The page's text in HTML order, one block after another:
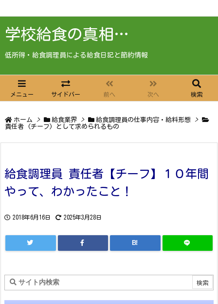
学校給食の真相…
低所得・給食調理員による給食日記と節約情報
メニュー サイドバー 前へ 次へ 検索
ホーム > 給食業界 > 給食調理員の仕事内容・給料形態
>
責任者 (チーフ) として求められるもの
給食調理員 責任者【チーフ】１０年間
やって、わかったこと！
2018年6月16日 2025年3月28日
B!